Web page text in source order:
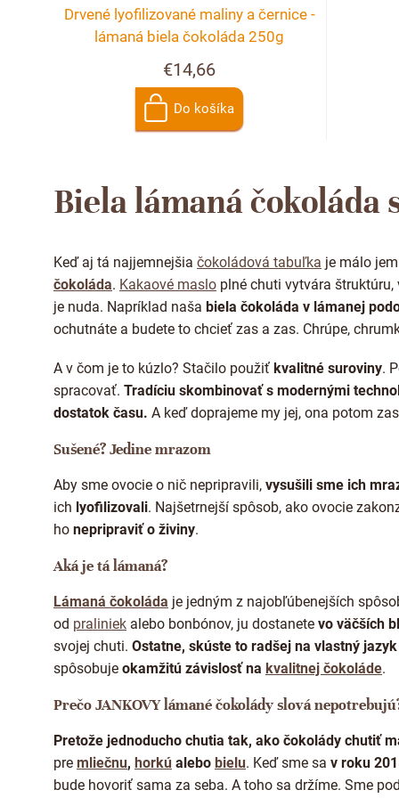
t
v
k
o
v
Drvené lyofilizované maliny a černice -
lámaná biela čokoláda 250g
€14,66
Do košíka
Biela lámaná čokoláda
Keď aj tá najjemnejšia čokoládová tabuľka je málo
čokoláda. Kakaové maslo plné chuti vytvára
je nuda. Napríklad naša biela čokoláda v lámanej
ochutnáte a budete to chcieť zas a zas. Chrúpe,
A v čom je to kúzlo? Stačilo použiť kvalitné suroviny.
spracovať. Tradíciu skombinovať s modernými
dostatok času. A keď doprajeme my jej, ona potom
Sušené? Jedine mrazom
Aby sme ovocie o nič nepripravili, vysušili sme ich
ich lyofilizovali. Najšetrnejší spôsob, ako ovocie
ho nepripraviť o živiny.
Aká je tá lámaná?
Lámaná čokoláda je jedným z najobľúbenejších
od praliniek alebo bonbónov, ju dostanete vo väčších
svojej chuti. Ostatne, skúste to radšej na vlastný
spôsobuje okamžitú závislosť na kvalitnej čokoláde.
Prečo JANKOVY lámané čokolády slová
Pretože jednoducho chutia tak, ako čokolády chutiť
pre mliečnu, horkú alebo bielu. Keď sme sa v roku
bude hovoriť sama za seba. A toho sa držíme. Sme